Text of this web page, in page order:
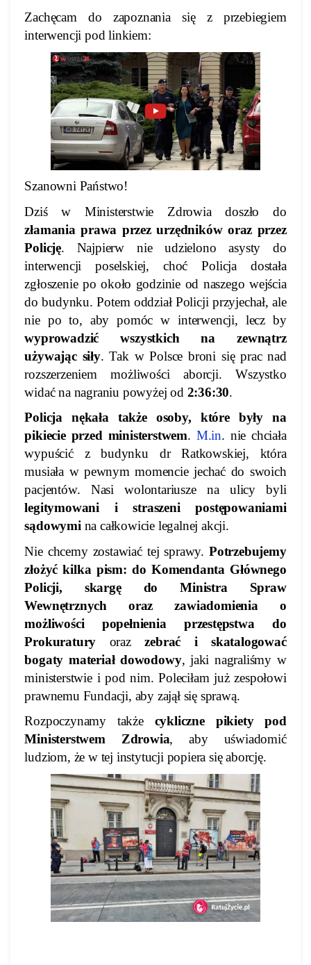
Zachęcam do zapoznania się z przebiegiem
interwencji pod linkiem:
Szanowni Państwo!
Dziś w Ministerstwie Zdrowia doszło do
złamania prawa przez urzędników oraz przez
Policję. Najpierw nie udzielono asysty do
interwencji poselskiej, choć Policja dostała
zgłoszenie po około godzinie od naszego wejścia
do budynku. Potem oddział Policji przyjechał, ale
nie po to, aby pomóc w interwencji, lecz by
wyprowadzić wszystkich na zewnątrz
używając siły. Tak w Polsce broni się prac nad
rozszerzeniem możliwości aborcji. Wszystko
widać na nagraniu powyżej od 2:36:30.
Policja nękała także osoby, które były na
pikiecie przed ministerstwem. M.in. nie chciała
wypuścić z budynku dr Ratkowskiej, która
musiała w pewnym momencie jechać do swoich
pacjentów. Nasi wolontariusze na ulicy byli
legitymowani i straszeni postępowaniami
sądowymina całkowicie legalnej akcji.
Nie chcemy zostawiać tej sprawy.Potrzebujemy
złożyć kilka pism: do Komendanta Głównego
Policji, skargę do Ministra Spraw
Wewnętrznych oraz zawiadomienia o
możliwości popełnienia przestępstwa do
Prokuratury orazzebrać i skatalogować
bogaty materiał dowodowy, jaki nagraliśmy w
ministerstwie i pod nim. Poleciłam już zespołowi
prawnemu Fundacji, aby zajął się sprawą.
Rozpoczynamy także cykliczne pikiety pod
Ministerstwem Zdrowia, aby uświadomić
ludziom, że w tej instytucji popiera się aborcję.